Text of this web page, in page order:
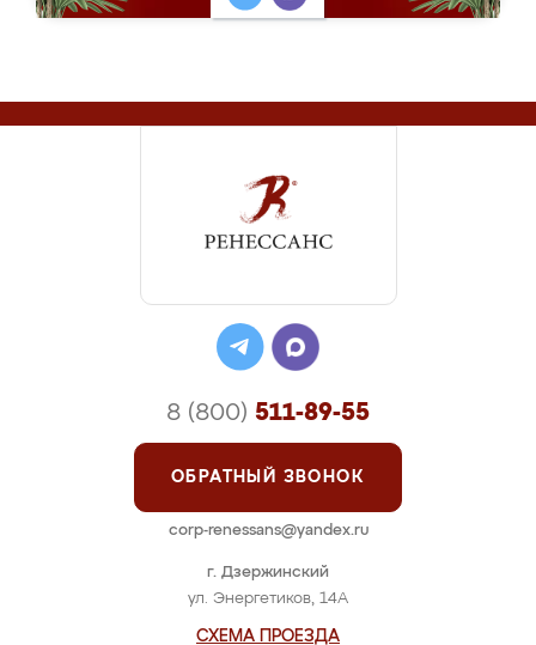
г. Дзержинский
ул. Энергетиков, 14А
СХЕМА ПРОЕЗДА
8 (800) 511-89-55
ОБРАТНЫЙ ЗВОНОК
corp-renessans@yandex.ru